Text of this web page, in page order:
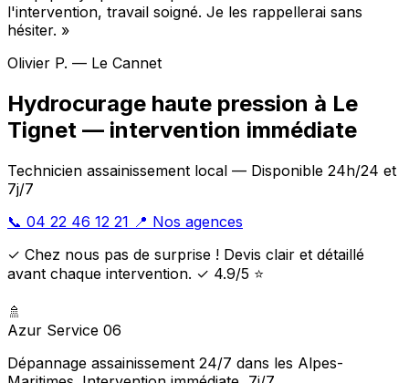
l'intervention, travail soigné. Je les rappellerai sans
hésiter. »
Olivier P. — Le Cannet
Hydrocurage haute pression à Le
Tignet — intervention immédiate
Technicien assainissement local — Disponible 24h/24 et
7j/7
📞 04 22 46 12 21 📍 Nos agences
✓ Chez nous pas de surprise ! Devis clair et détaillé
avant chaque intervention. ✓ 4.9/5 ⭐
🚿
Azur Service 06
Dépannage assainissement 24/7 dans les Alpes-